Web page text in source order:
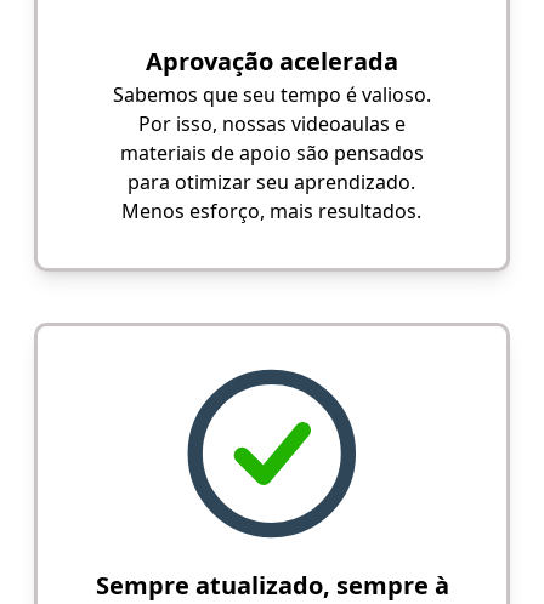
Aprovação acelerada
Sabemos que seu tempo é valioso.
Por isso, nossas videoaulas e
materiais de apoio são pensados
para otimizar seu aprendizado.
Menos esforço, mais resultados.
Sempre atualizado, sempre à